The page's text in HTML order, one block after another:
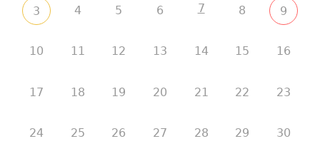
3 4 5 6 7 8 9
10 11 12 13 14 15 16
17 18 19 20 21 22 23
24 25 26 27 28 29 30